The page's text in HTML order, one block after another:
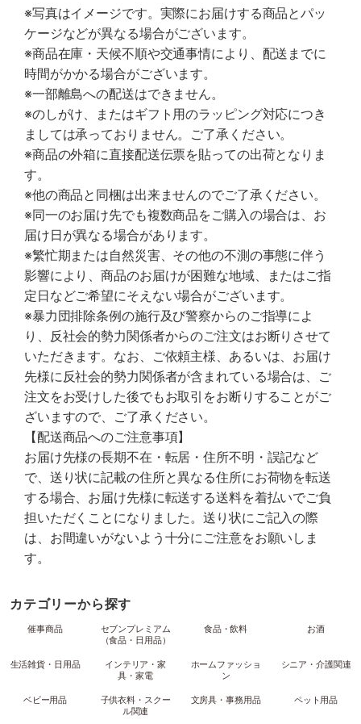
※写真はイメージです。実際にお届けする商品とパッ
ケージなどが異なる場合がございます。
※商品在庫・天候不順や交通事情により、配送までに
時間がかかる場合がございます。
※一部離島への配送はできません。
※のしがけ、またはギフト用のラッピング対応につき
ましては承っておりません。ご了承ください。
※商品の外箱に直接配送伝票を貼っての出荷となりま
す。
※他の商品と同梱は出来ませんのでご了承ください。
※同一のお届け先でも複数商品をご購入の場合は、お
届け日が異なる場合があります。
※繁忙期または自然災害、その他の不測の事態に伴う
影響により、商品のお届けが困難な地域、またはご指
定日などご希望にそえない場合がございます。
※暴力団排除条例の施行及び警察からのご指導によ
り、反社会的勢力関係者からのご注文はお断りさせて
いただきます。なお、ご依頼主様、あるいは、お届け
先様に反社会的勢力関係者が含まれている場合は、ご
注文をお受けした後でもお取引をお断りすることがご
ざいますので、ご了承ください。
【配送商品へのご注意事項】
お届け先様の長期不在・転居・住所不明・誤記など
で、送り状に記載の住所と異なる住所にお荷物を転送
する場合、お届け先様に転送する送料を着払いでご負
担いただくことになりました。送り状にご記入の際
は、お間違いがないよう十分にご注意をお願いしま
す。
カテゴリーから探す
催事商品
セブンプレミアム
（食品・日用品）
食品・飲料 お酒
生活雑貨・日用品
インテリア・家
具・家電
ホームファッショ
ン
シニア・介護関連
ベビー用品
子供衣料・スクー
ル関連
文房具・事務用品 ペット用品